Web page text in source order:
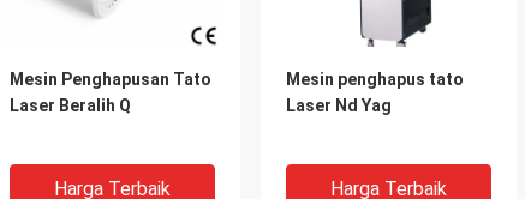
Mesin Penghapusan Tato
Laser Beralih Q
Harga Terbaik
Mesin penghapus tato
Laser Nd Yag
Harga Terbaik